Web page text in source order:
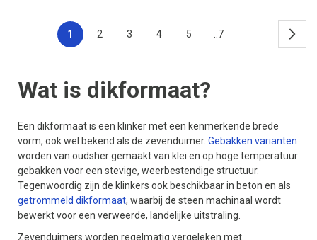
1 2 3 4 5 ..7
Wat is dikformaat?
Een dikformaat is een klinker met een kenmerkende brede
vorm, ook wel bekend als de zevenduimer. Gebakken varianten
worden van oudsher gemaakt van klei en op hoge temperatuur
gebakken voor een stevige, weerbestendige structuur.
Tegenwoordig zijn de klinkers ook beschikbaar in beton en als
getrommeld dikformaat, waarbij de steen machinaal wordt
bewerkt voor een verweerde, landelijke uitstraling.
Zevenduimers worden regelmatig vergeleken met